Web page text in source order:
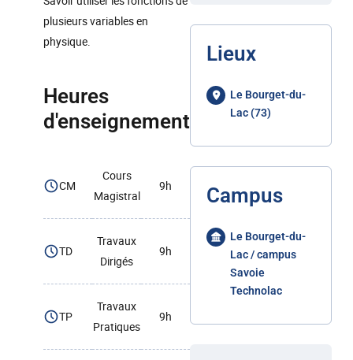
plusieurs variables en
physique.
Heures
d'enseignement
CM
Cours
Magistral
9h
TD
Travaux
Dirigés
9h
TP
Travaux
Pratiques
9h
Lieux
Le Bourget-du-
Lac (73)
Campus
Le Bourget-du-
Lac / campus
Savoie
Technolac